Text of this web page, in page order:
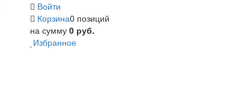
Войти
Корзина0 позиций
на сумму 0 руб.
Избранное